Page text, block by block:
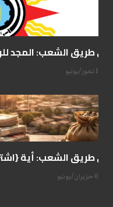
على طريق الشعب: المجد
14 تموز/يوليو
على طريق الشعب: أية
07 حزيران/يونيو